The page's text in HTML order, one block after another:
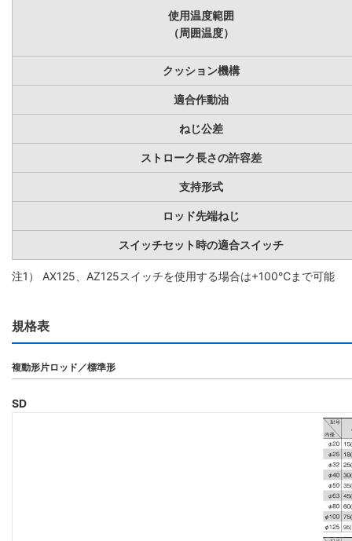
使用温度範囲
（周囲温度）
クッション機構
適合作動油
ねじ公差
ストローク長さの許容差
支持形式
ロッド先端ねじ
スイッチセット時の適合スイッチ
注1） AX125、AZ125スイッチを使用する場合は+100℃まで可能
規格表
複動形片ロッド／標準形
SD